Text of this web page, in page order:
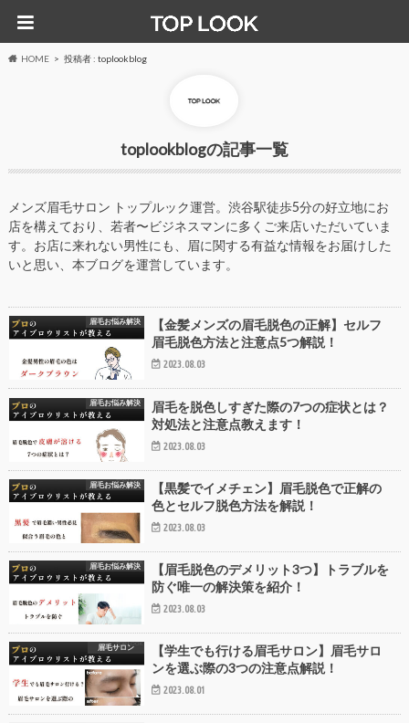
HOME 投稿者 : toplookblog
toplookblog
メンズ眉毛サロン トップルック運営。渋谷駅徒歩5分の好立地にお
店を構えており、若者〜ビジネスマンに多くご来店いただいていま
す。お店に来れない男性にも、眉に関する有益な情報をお届けした
いと思い、本ブログを運営しています。
眉毛お悩み解決
【金髪メンズの眉毛脱色の正解】セルフ
眉毛脱色方法と注意点5つ解説！
2023.08.03
眉毛お悩み解決
眉毛を脱色しすぎた際の7つの症状とは？
対処法と注意点教えます！
2023.08.03
眉毛お悩み解決
【黒髪でイメチェン】眉毛脱色で正解の
色とセルフ脱色方法を解説！
2023.08.03
眉毛お悩み解決
【眉毛脱色のデメリット3つ】トラブルを
防ぐ唯一の解決策を紹介！
2023.08.03
眉毛サロン
【学生でも行ける眉毛サロン】眉毛サロ
ンを選ぶ際の3つの注意点解説！
2023.08.01